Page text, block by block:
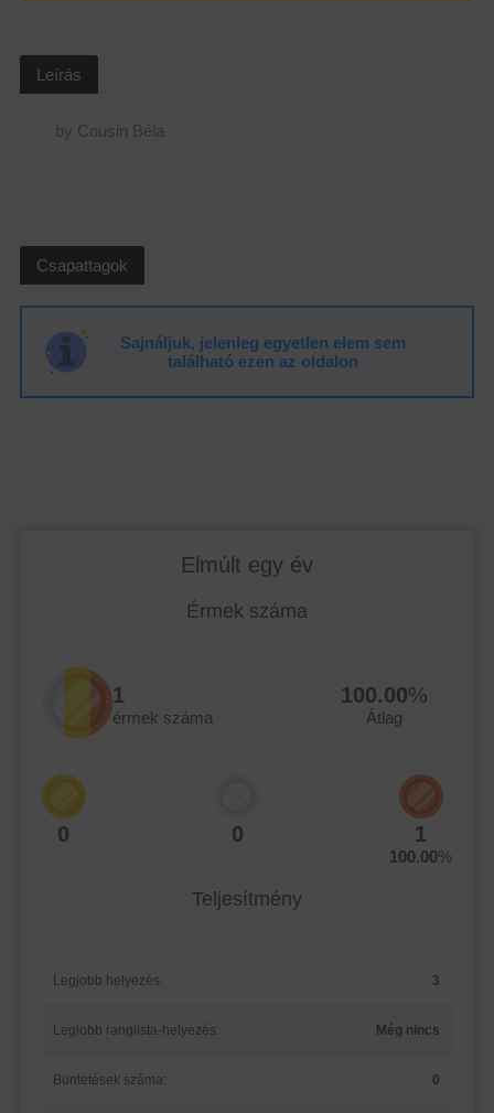
Leírás
by Cousin Béla
Csapattagok
Sajnáljuk, jelenleg egyetlen elem sem
található ezen az oldalon
Elmúlt egy év
Érmek száma
1
érmek száma
100.00%
Átlag
0 0 1
100.00%
Teljesítmény
Legjobb helyezés: 3
Legjobb ranglista-helyezés: Még nincs
Büntetések száma: 0